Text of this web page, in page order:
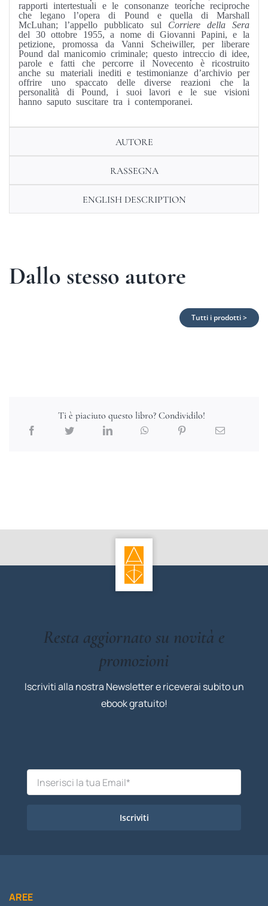
rapporti intertestuali e le consonanze teoriche reciproche
che legano l’opera di Pound e quella di Marshall
McLuhan; l’appello pubblicato sul Corriere della Sera
del 30 ottobre 1955, a nome di Giovanni Papini, e la
petizione, promossa da Vanni Scheiwiller, per liberare
Pound dal manicomio criminale; questo intreccio di idee,
parole e fatti che percorre il Novecento è ricostruito
anche su materiali inediti e testimonianze d’archivio per
offrire uno spaccato delle diverse reazioni che la
personalità di Pound, i suoi lavori e le sue visioni
hanno saputo suscitare tra i contemporanei.
AUTORE
RASSEGNA
ENGLISH DESCRIPTION
Dallo stesso autore
Tutti i prodotti >
Ti è piaciuto questo libro? Condividilo!
Resta aggiornato su novità e
promozioni
Iscriviti alla nostra Newsletter e riceverai subito un
ebook gratuito!
Iscriviti
AREE